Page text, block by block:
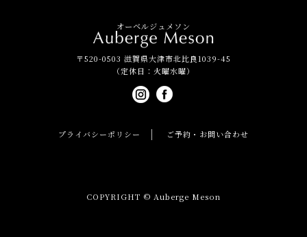
オーベルジュメソン
〒520-0503 滋賀県大津市北比良1039-45
（定休日：火曜水曜）
プライバシーポリシー ご予約・お問い合わせ
COPYRIGHT © Auberge Meson